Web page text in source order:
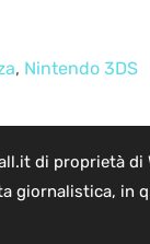
, Nintendo 3DS
di proprietà di
giornalistica, in